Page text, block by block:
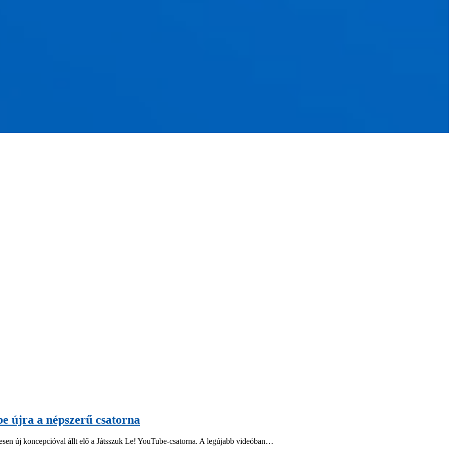
újra a népszerű csatorna
új koncepcióval állt elő a Játsszuk Le! YouTube-csatorna. A legújabb videóban…